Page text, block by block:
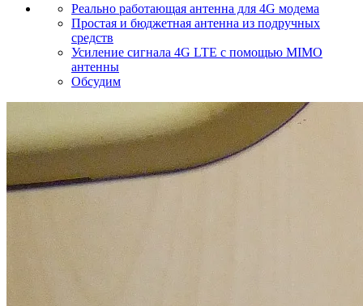
Реально работающая антенна для 4G модема
Простая и бюджетная антенна из подручных
средств
Усиление сигнала 4G LTE с помощью MIMO
антенны
Обсудим